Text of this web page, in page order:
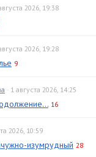
2026, 19:38
2026, 19:28
9
· 1 августа 2026, 14:25
16
2026, 10:59
изумрудный 28